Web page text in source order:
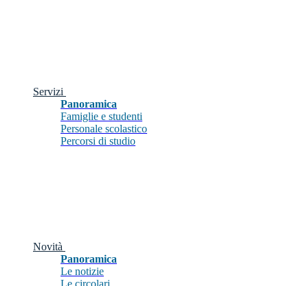
Servizi
Panoramica
Famiglie e studenti
Personale scolastico
Percorsi di studio
Novità
Panoramica
Le notizie